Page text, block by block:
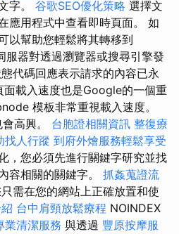
字。 谷歌SEO優化策略 選擇文
應用程式中查看即時頁面。 如
以幫助您輕鬆將其轉移到
器對透過瀏覽器或搜尋引擎發
代碼回應表示請求的內容已永
面載入速度也是Google的一個重
模板非常重視載入速度。
高興。 台胞證相關資訊 整復療
找人行蹤 到府外燴服務輕鬆享受
，您必須先進行關鍵字研究並找
容相關的關鍵字。 抓姦蒐證流
需在您的網站上正確放置和使
台中肩頸放鬆療程 NOINDEX
業清潔服務 與透過 豐原按摩服